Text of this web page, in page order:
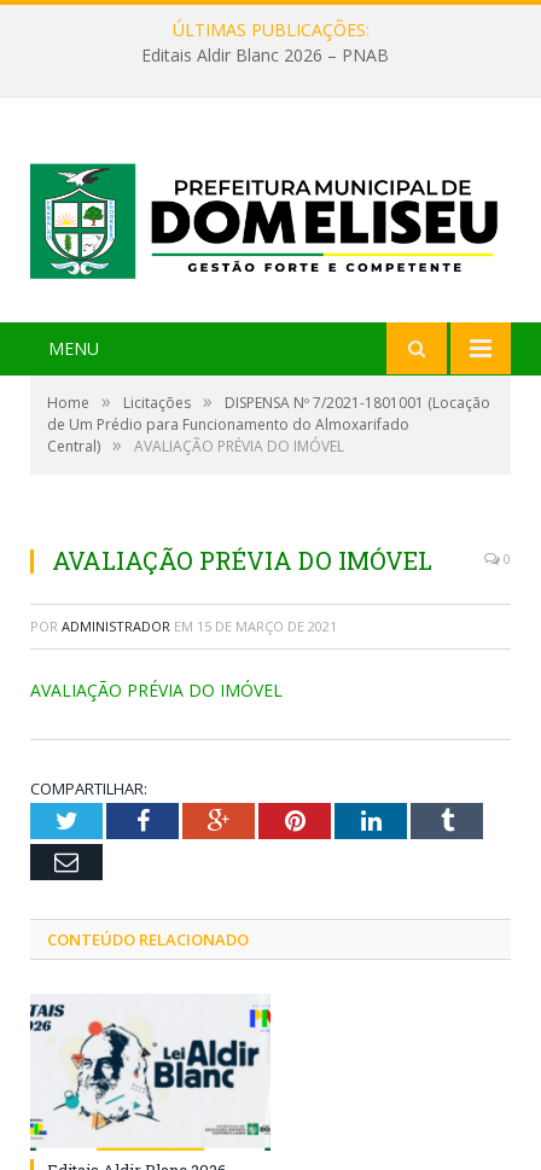
ÚLTIMAS PUBLICAÇÕES:
Editais Aldir Blanc 2026 – PNAB
MENU
Home » Licitações »
DISPENSA Nº 7/2021-1801001 (Locação
de Um Prédio para Funcionamento do Almoxarifado
Central) » AVALIAÇÃO PRÉVIA DO IMÓVEL
AVALIAÇÃO PRÉVIA DO IMÓVEL 0
POR ADMINISTRADOR EM 15 DE MARÇO DE 2021
AVALIAÇÃO PRÉVIA DO IMÓVEL
COMPARTILHAR:
TwitterFacebookGoogle+PinterestLinkedInTumblr
Email
CONTEÚDO RELACIONADO